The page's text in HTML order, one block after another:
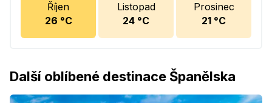
Říjen
26 °C
Listopad
24 °C
Prosinec
21 °C
Další oblíbené destinace Španělska